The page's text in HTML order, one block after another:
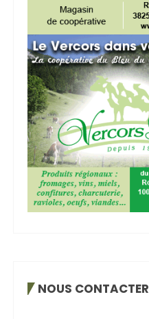
NOUS CONTACTER